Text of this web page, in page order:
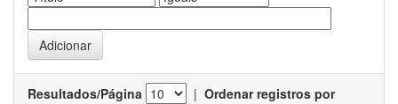
Resultados/Página | Ordenar registros por